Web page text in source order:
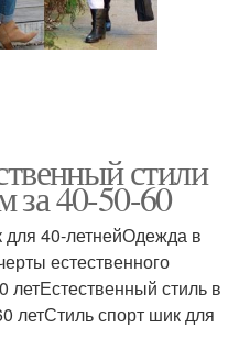
стили
40-50-60
для 40-летнейОдежда в
естественного
летЕстественный стиль в
летСтиль спорт шик для